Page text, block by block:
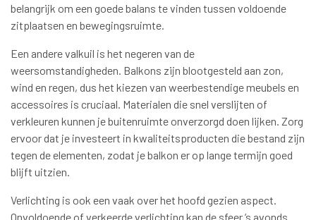
belangrijk om een goede balans te vinden tussen voldoende
zitplaatsen en bewegingsruimte.
Een andere valkuil is het negeren van de
weersomstandigheden. Balkons zijn blootgesteld aan zon,
wind en regen, dus het kiezen van weerbestendige meubels en
accessoires is cruciaal. Materialen die snel verslijten of
verkleuren kunnen je buitenruimte onverzorgd doen lijken. Zorg
ervoor dat je investeert in kwaliteitsproducten die bestand zijn
tegen de elementen, zodat je balkon er op lange termijn goed
blijft uitzien.
Verlichting is ook een vaak over het hoofd gezien aspect.
Onvoldoende of verkeerde verlichting kan de sfeer ’s avonds